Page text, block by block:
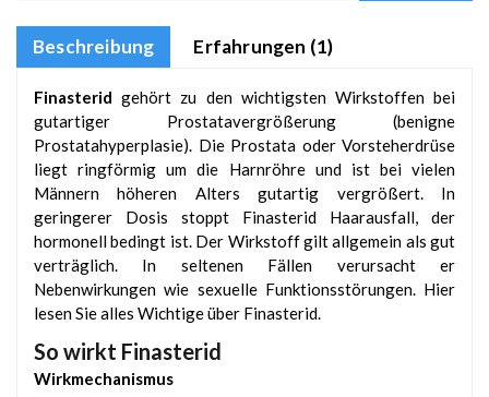
Beschreibung Erfahrungen (1)
Finasterid gehört zu den wichtigsten Wirkstoffen bei
gutartiger Prostatavergrößerung (benigne
Prostatahyperplasie). Die Prostata oder Vorsteherdrüse
liegt ringförmig um die Harnröhre und ist bei vielen
Männern höheren Alters gutartig vergrößert. In
geringerer Dosis stoppt Finasterid Haarausfall, der
hormonell bedingt ist. Der Wirkstoff gilt allgemein als gut
verträglich. In seltenen Fällen verursacht er
Nebenwirkungen wie sexuelle Funktionsstörungen. Hier
lesen Sie alles Wichtige über Finasterid.
So wirkt Finasterid
Wirkmechanismus